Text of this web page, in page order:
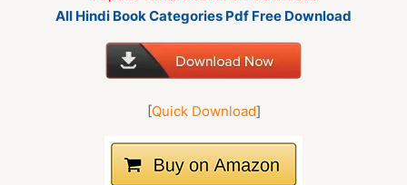
All Hindi Book Categories Pdf Free Download
[Quick Download]